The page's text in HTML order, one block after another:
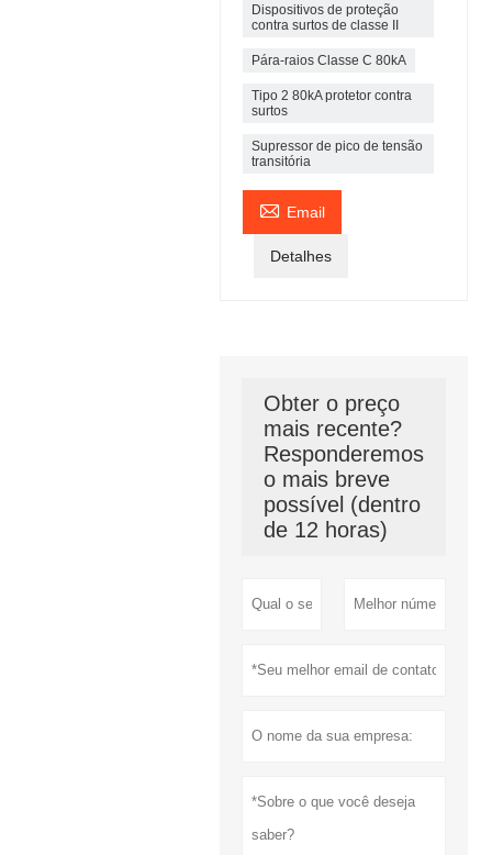
Dispositivos de proteção
contra surtos de classe II
Pára-raios Classe C 80kA
Tipo 2 80kA protetor contra
surtos
Supressor de pico de tensão
transitória
 Email
Detalhes
Obter o preço
mais recente?
Responderemos
o mais breve
possível (dentro
de 12 horas)